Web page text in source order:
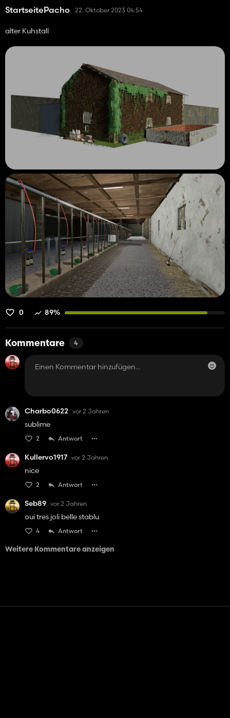
StartseitePacho 22. Oktober 2023 04:54
alter Kuhstall
0 89%
Kommentare 4
Charbo0622 vor 2 Jahren
sublime
2 Antwort
Kullervo1917 vor 2 Jahren
nice
2 Antwort
Seb89 vor 2 Jahren
oui tres joli belle stablu
4 Antwort
Weitere Kommentare anzeigen